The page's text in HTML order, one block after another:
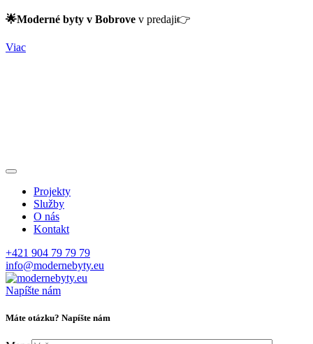
🌟Moderné byty v Bobrove v predaji👉
Viac
Projekty
Služby
O nás
Kontakt
+421 904 79 79 79
info@modernebyty.eu
Napíšte nám
Máte otázku? Napíšte nám